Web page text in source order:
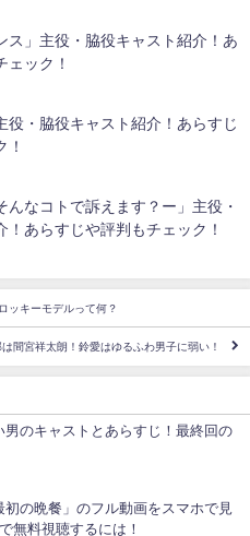
ス」主役・脇役キャスト紹介！あ
ェック！
役・脇役キャスト紹介！あらすじ
！
んなコトで訴えます？ー」主役・
！あらすじや評判もチェック！
ッキーモデルって何？
は間宮祥太朗！鈴愛はゆるふわ男子に弱い！
男のキャストとあらすじ！最終回の
の晩餐」のフル動画をスマホで見
無料視聴するには！